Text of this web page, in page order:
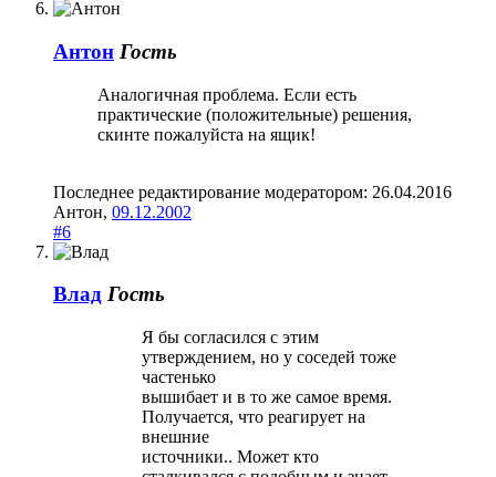
Антон Гость
Аналогичная проблема. Если есть
практические (положительные) решения,
скинте пожалуйста на ящик!
Последнее редактирование модератором: 26.04.2016
Антон, 09.12.2002
#6
Влад Гость
Я бы согласился с этим
утверждением, но у соседей тоже
частенько
вышибает и в то же самое время.
Получается, что реагирует на
внешние
источники.. Может кто